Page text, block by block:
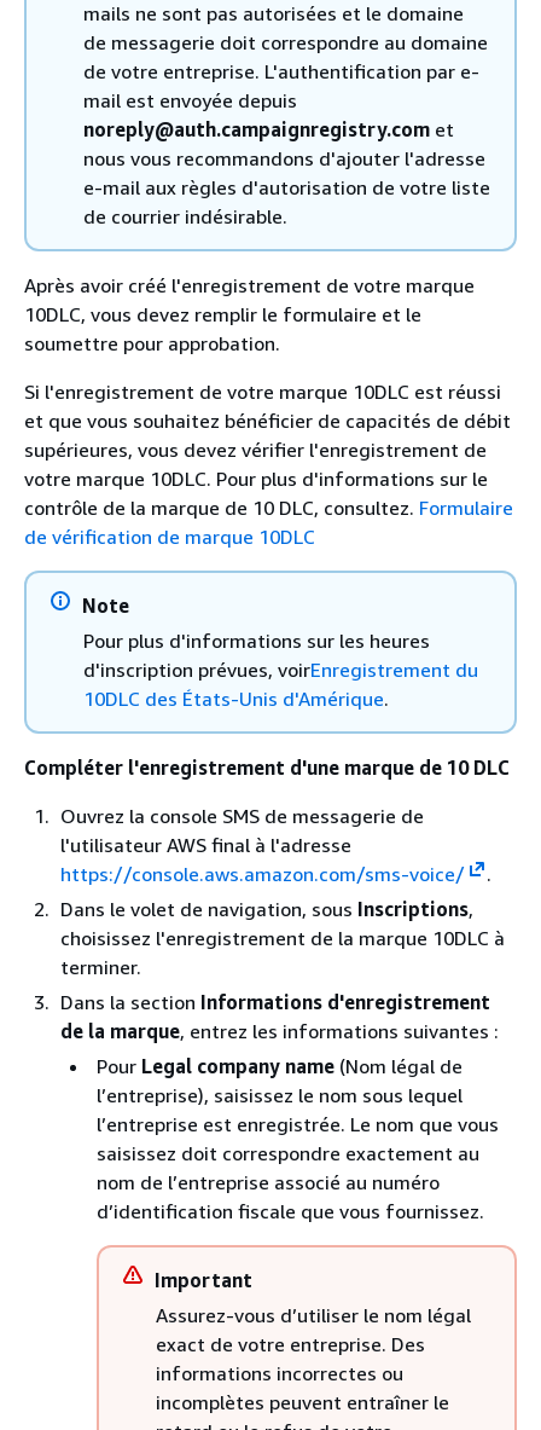
mails ne sont pas autorisées et le domaine
de messagerie doit correspondre au domaine
de votre entreprise. L'authentification par e-
mail est envoyée depuis
noreply@auth.campaignregistry.com et
nous vous recommandons d'ajouter l'adresse
e-mail aux règles d'autorisation de votre liste
de courrier indésirable.
Après avoir créé l'enregistrement de votre marque
10DLC, vous devez remplir le formulaire et le
soumettre pour approbation.
Si l'enregistrement de votre marque 10DLC est réussi
et que vous souhaitez bénéficier de capacités de débit
supérieures, vous devez vérifier l'enregistrement de
votre marque 10DLC. Pour plus d'informations sur le
contrôle de la marque de 10 DLC, consultez. Formulaire
de vérification de marque 10DLC
Note
Pour plus d'informations sur les heures
d'inscription prévues, voirEnregistrement du
10DLC des États-Unis d'Amérique.
Compléter l'enregistrement d'une marque de 10 DLC
Ouvrez la console SMS de messagerie de
l'utilisateur AWS final à l'adresse
https://console.aws.amazon.com/sms-voice/
.
Dans le volet de navigation, sous Inscriptions,
choisissez l'enregistrement de la marque 10DLC à
terminer.
Dans la section Informations d'enregistrement
de la marque, entrez les informations suivantes :
Pour Legal company name (Nom légal de
l’entreprise), saisissez le nom sous lequel
l’entreprise est enregistrée. Le nom que vous
saisissez doit correspondre exactement au
nom de l’entreprise associé au numéro
d’identification fiscale que vous fournissez.
Important
Assurez-vous d’utiliser le nom légal
exact de votre entreprise. Des
informations incorrectes ou
incomplètes peuvent entraîner le